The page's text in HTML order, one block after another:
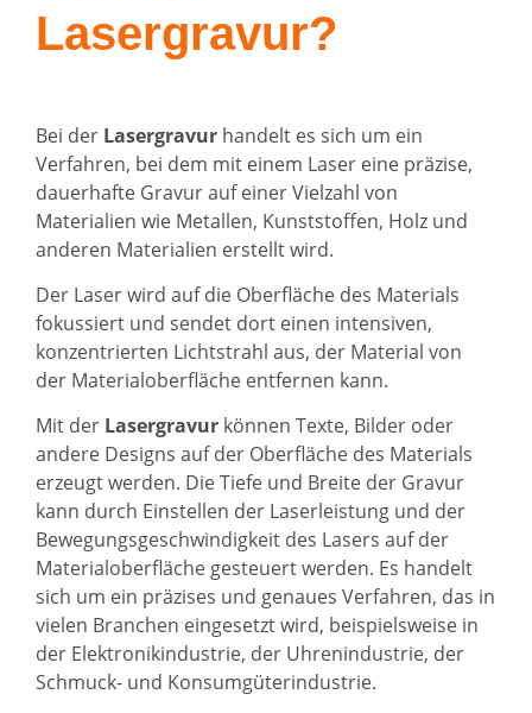
Lasergravur?
Bei der Lasergravur handelt es sich um ein
Verfahren, bei dem mit einem Laser eine präzise, ​​
dauerhafte Gravur auf einer Vielzahl von
Materialien wie Metallen, Kunststoffen, Holz und
anderen Materialien erstellt wird.
Der Laser wird auf die Oberfläche des Materials
fokussiert und sendet dort einen intensiven,
konzentrierten Lichtstrahl aus, der Material von
der Materialoberfläche entfernen kann.
Mit der Lasergravur können Texte, Bilder oder
andere Designs auf der Oberfläche des Materials
erzeugt werden. Die Tiefe und Breite der Gravur
kann durch Einstellen der Laserleistung und der
Bewegungsgeschwindigkeit des Lasers auf der
Materialoberfläche gesteuert werden. Es handelt
sich um ein präzises und genaues Verfahren, das in
vielen Branchen eingesetzt wird, beispielsweise in
der Elektronikindustrie, der Uhrenindustrie, der
Schmuck- und Konsumgüterindustrie.